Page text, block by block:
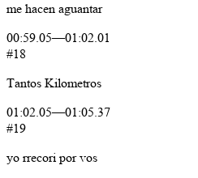
me hacen aguantar
00:59.05—01:02.01
#18
Tantos Kilometros
01:02.05—01:05.37
#19
yo rrecori por vos